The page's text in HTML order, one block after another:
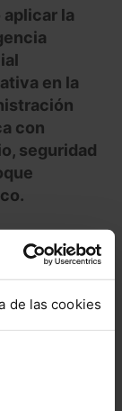
de las cookies
aplicar la
en la
con
seguridad
generativa
entrando